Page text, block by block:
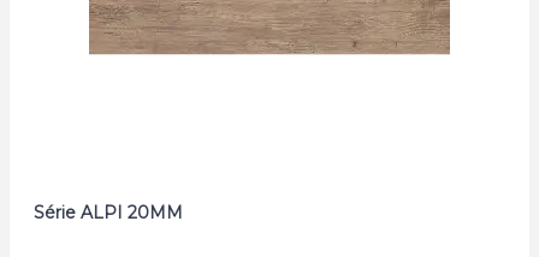
Série ALPI 20MM